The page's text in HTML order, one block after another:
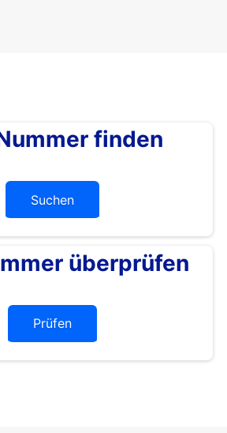
finden
Suchen
überprüfen
Prüfen